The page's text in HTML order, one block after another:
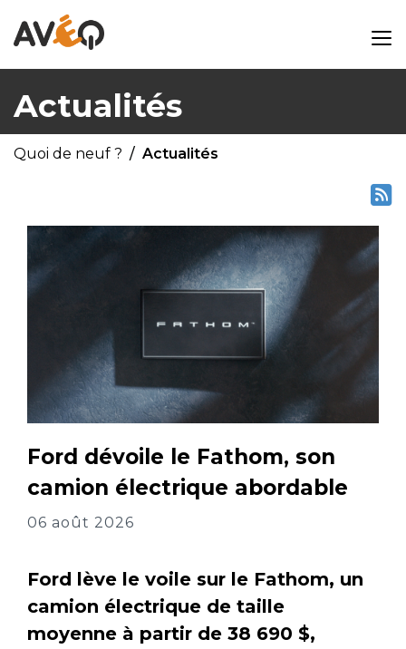
Actualités
Quoi de neuf ? Actualités
Ford dévoile le Fathom, son
camion électrique abordable
06 août 2026
Ford lève le voile sur le Fathom, un
camion électrique de taille
moyenne à partir de 38 690 $,